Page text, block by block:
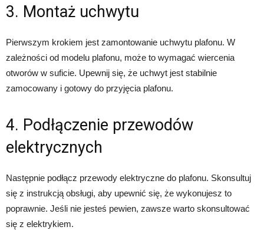
3. Montaż uchwytu
Pierwszym krokiem jest zamontowanie uchwytu plafonu. W
zależności od modelu plafonu, może to wymagać wiercenia
otworów w suficie. Upewnij się, że uchwyt jest stabilnie
zamocowany i gotowy do przyjęcia plafonu.
4. Podłączenie przewodów
elektrycznych
Następnie podłącz przewody elektryczne do plafonu. Skonsultuj
się z instrukcją obsługi, aby upewnić się, że wykonujesz to
poprawnie. Jeśli nie jesteś pewien, zawsze warto skonsultować
się z elektrykiem.